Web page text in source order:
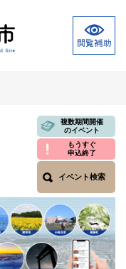
複数期間開催
のイベント
もうすぐ
申込終了
イベント検索